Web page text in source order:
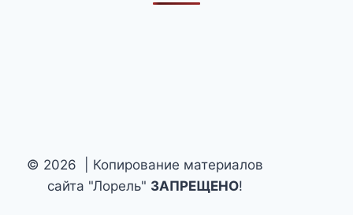
© 2026 | Копирование материалов
сайта "Лорель" ЗАПРЕЩЕНО!